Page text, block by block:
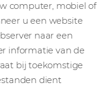
computer, mobiel of
u een website
naar een
informatie van de
bij toekomstige
dient